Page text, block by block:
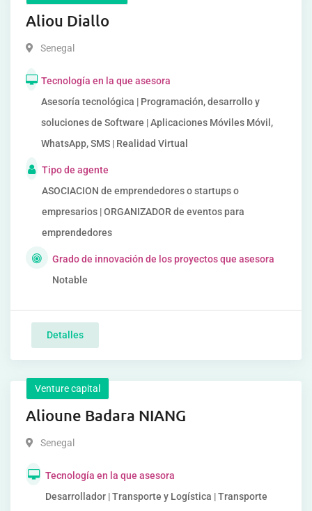
Aliou Diallo
Senegal
Tecnología en la que asesora
Asesoría tecnológica | Programación, desarrollo y
soluciones de Software | Aplicaciones Móviles Móvil,
WhatsApp, SMS | Realidad Virtual
Tipo de agente
ASOCIACION de emprendedores o startups o
empresarios | ORGANIZADOR de eventos para
emprendedores
Grado de innovación de los proyectos que asesora
Notable
Detalles
Venture capital
Alioune Badara NIANG
Senegal
Tecnología en la que asesora
Desarrollador | Transporte y Logística | Transporte